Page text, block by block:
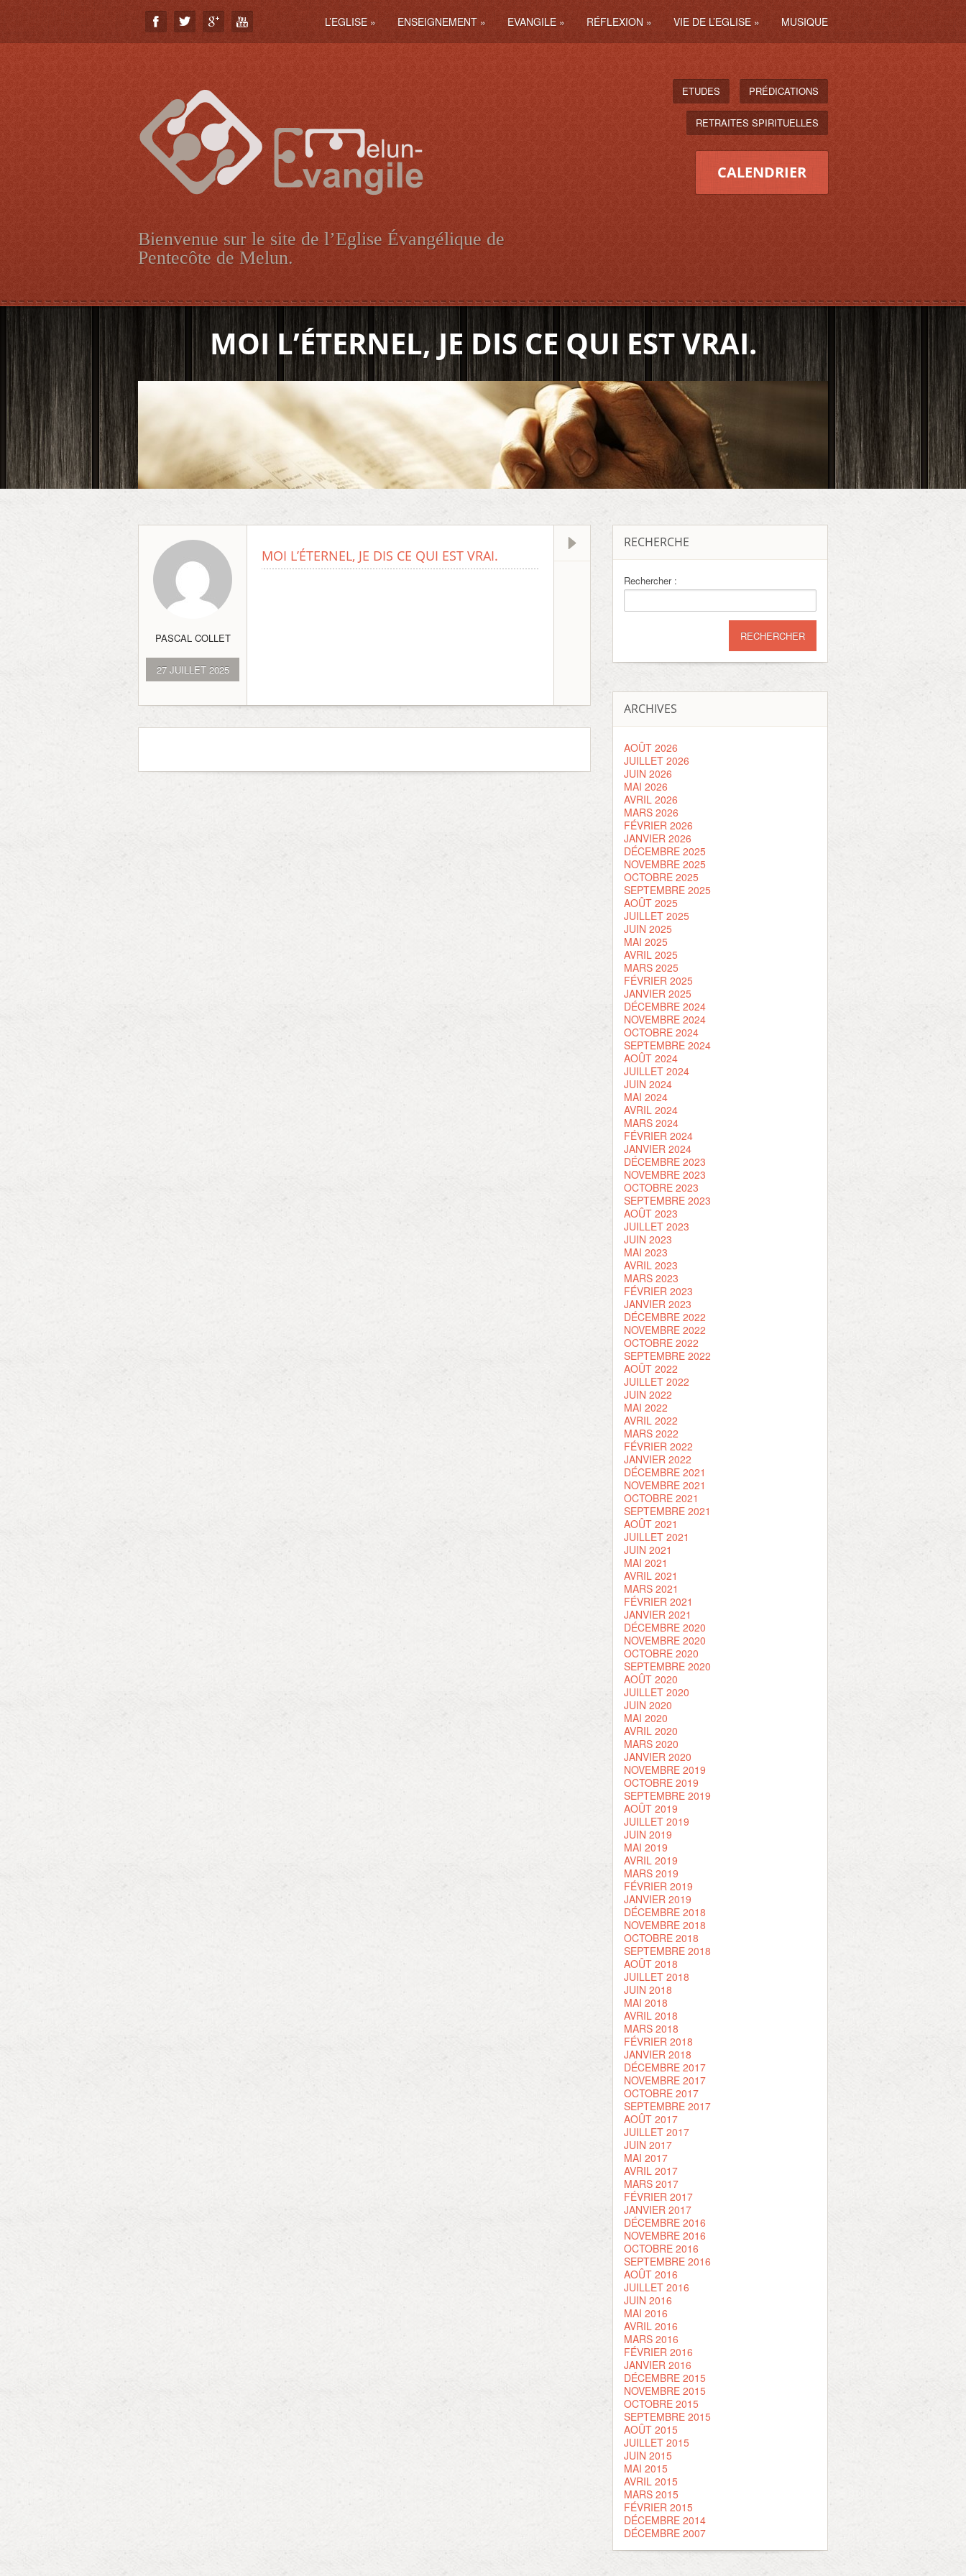
L’EGLISE » ENSEIGNEMENT » EVANGILE » RÉFLEXION » VIE DE L’EGLISE » MUSIQUE
Bienvenue sur le site de l’Eglise Évangélique de
Pentecôte de Melun.
ETUDES PRÉDICATIONS
RETRAITES SPIRITUELLES
CALENDRIER
MOI L’ÉTERNEL, JE DIS CE QUI EST VRAI.
PASCAL COLLET
27 JUILLET 2025
MOI L’ÉTERNEL, JE DIS CE QUI EST VRAI.
RECHERCHE
Rechercher :
ARCHIVES
AOÛT 2026
JUILLET 2026
JUIN 2026
MAI 2026
AVRIL 2026
MARS 2026
FÉVRIER 2026
JANVIER 2026
DÉCEMBRE 2025
NOVEMBRE 2025
OCTOBRE 2025
SEPTEMBRE 2025
AOÛT 2025
JUILLET 2025
JUIN 2025
MAI 2025
AVRIL 2025
MARS 2025
FÉVRIER 2025
JANVIER 2025
DÉCEMBRE 2024
NOVEMBRE 2024
OCTOBRE 2024
SEPTEMBRE 2024
AOÛT 2024
JUILLET 2024
JUIN 2024
MAI 2024
AVRIL 2024
MARS 2024
FÉVRIER 2024
JANVIER 2024
DÉCEMBRE 2023
NOVEMBRE 2023
OCTOBRE 2023
SEPTEMBRE 2023
AOÛT 2023
JUILLET 2023
JUIN 2023
MAI 2023
AVRIL 2023
MARS 2023
FÉVRIER 2023
JANVIER 2023
DÉCEMBRE 2022
NOVEMBRE 2022
OCTOBRE 2022
SEPTEMBRE 2022
AOÛT 2022
JUILLET 2022
JUIN 2022
MAI 2022
AVRIL 2022
MARS 2022
FÉVRIER 2022
JANVIER 2022
DÉCEMBRE 2021
NOVEMBRE 2021
OCTOBRE 2021
SEPTEMBRE 2021
AOÛT 2021
JUILLET 2021
JUIN 2021
MAI 2021
AVRIL 2021
MARS 2021
FÉVRIER 2021
JANVIER 2021
DÉCEMBRE 2020
NOVEMBRE 2020
OCTOBRE 2020
SEPTEMBRE 2020
AOÛT 2020
JUILLET 2020
JUIN 2020
MAI 2020
AVRIL 2020
MARS 2020
JANVIER 2020
NOVEMBRE 2019
OCTOBRE 2019
SEPTEMBRE 2019
AOÛT 2019
JUILLET 2019
JUIN 2019
MAI 2019
AVRIL 2019
MARS 2019
FÉVRIER 2019
JANVIER 2019
DÉCEMBRE 2018
NOVEMBRE 2018
OCTOBRE 2018
SEPTEMBRE 2018
AOÛT 2018
JUILLET 2018
JUIN 2018
MAI 2018
AVRIL 2018
MARS 2018
FÉVRIER 2018
JANVIER 2018
DÉCEMBRE 2017
NOVEMBRE 2017
OCTOBRE 2017
SEPTEMBRE 2017
AOÛT 2017
JUILLET 2017
JUIN 2017
MAI 2017
AVRIL 2017
MARS 2017
FÉVRIER 2017
JANVIER 2017
DÉCEMBRE 2016
NOVEMBRE 2016
OCTOBRE 2016
SEPTEMBRE 2016
AOÛT 2016
JUILLET 2016
JUIN 2016
MAI 2016
AVRIL 2016
MARS 2016
FÉVRIER 2016
JANVIER 2016
DÉCEMBRE 2015
NOVEMBRE 2015
OCTOBRE 2015
SEPTEMBRE 2015
AOÛT 2015
JUILLET 2015
JUIN 2015
MAI 2015
AVRIL 2015
MARS 2015
FÉVRIER 2015
DÉCEMBRE 2014
DÉCEMBRE 2007